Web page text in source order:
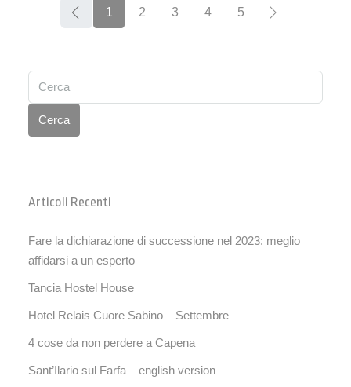
1 2 3 4 5
Cerca
Articoli Recenti
Fare la dichiarazione di successione nel 2023: meglio
affidarsi a un esperto
Tancia Hostel House
Hotel Relais Cuore Sabino – Settembre
4 cose da non perdere a Capena
Sant’Ilario sul Farfa – english version